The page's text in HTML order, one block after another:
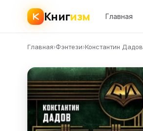
Книгизм Главная
Главная›Фэнтези›Константин Дадов